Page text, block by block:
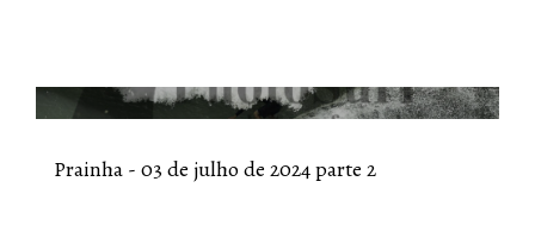
Prainha - 03 de julho de 2024 parte 2